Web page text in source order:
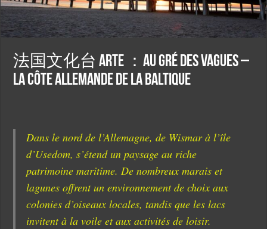
法国文化台 Arte ：Au gré des vagues –
La côte allemande de la Baltique
Dans le nord de l’Allemagne, de Wismar à l’île
d’Usedom, s’étend un paysage au riche
patrimoine maritime. De nombreux marais et
lagunes offrent un environnement de choix aux
colonies d’oiseaux locales, tandis que les lacs
invitent à la voile et aux activités de loisir.